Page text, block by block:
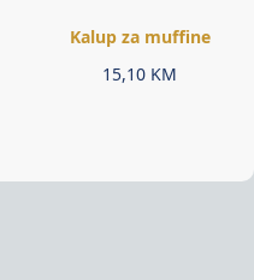
Kalup za muffine
15,10 KM